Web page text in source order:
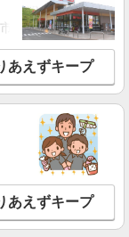
払い有/週払い有/交
を見る
（地域による） 別
） 別途残業手当
代全額支給
山県岡山市北区平
・太田市・館林市
あえずキープ
あえずキープ